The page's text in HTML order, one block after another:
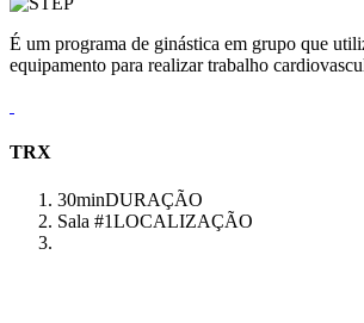
É um programa de ginástica em grupo que
equipamento para realizar trabalho
TRX
30minDURAÇÃO
Sala #1LOCALIZAÇÃO